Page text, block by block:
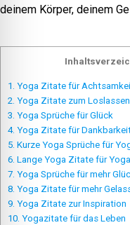
deinem Körper, deinem
1. Yoga Zitate für
2. Yoga Zitate zum Loslassen
3. Yoga Sprüche für Glück
4. Yoga Zitate für
5. Kurze Yoga Sprüche für
6. Lange Yoga Zitate für
7. Yoga Sprüche für mehr
8. Yoga Zitate für mehr
9. Yoga Zitate zur Inspiration
10. Yogazitate für das Leben